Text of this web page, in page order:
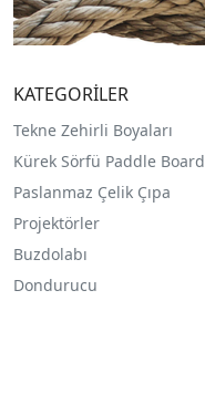
KATEGORİLER
Tekne Zehirli Boyaları
Kürek Sörfü Paddle Board
Paslanmaz Çelik Çıpa
Projektörler
Buzdolabı
Dondurucu